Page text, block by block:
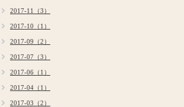
2017-11（3）
2017-10（1）
2017-09（2）
2017-07（3）
2017-06（1）
2017-04（1）
2017-03（2）